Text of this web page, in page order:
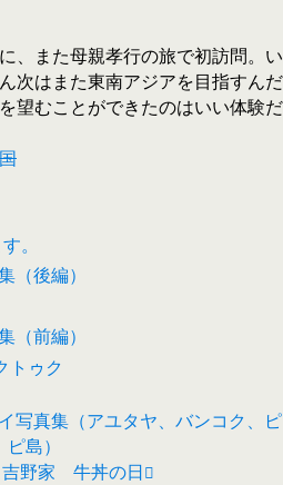
、また母親孝行の旅で初訪問。い
次はまた東南アジアを目指すんだ
望むことができたのはいい体験だ
。
（後編）
（前編）
トゥク
写真集（アユタヤ、バンコク、ピ
ピ島）
吉野家 牛丼の日